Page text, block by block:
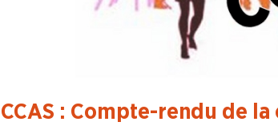
CCAS : Compte-rendu de